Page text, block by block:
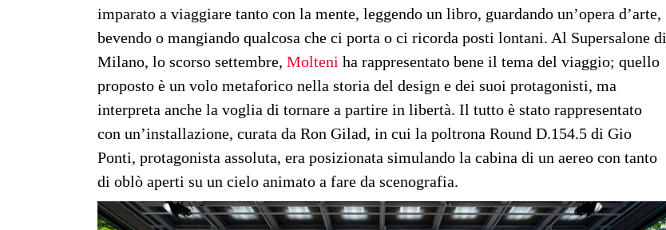
imparato a viaggiare tanto con la mente, leggendo un libro, guardando un’opera d’arte,
bevendo o mangiando qualcosa che ci porta o ci ricorda posti lontani. Al Supersalone di
Milano, lo scorso settembre, Molteni ha rappresentato bene il tema del viaggio; quello
proposto è un volo metaforico nella storia del design e dei suoi protagonisti, ma
interpreta anche la voglia di tornare a partire in libertà. Il tutto è stato rappresentato
con un’installazione, curata da Ron Gilad, in cui la poltrona Round D.154.5 di Gio
Ponti, protagonista assoluta, era posizionata simulando la cabina di un aereo con tanto
di oblò aperti su un cielo animato a fare da scenografia.